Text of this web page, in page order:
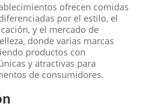
ofrecen comidas
por el estilo, el
y el mercado de
donde varias marcas
productos con
y atractivas para
de consumidores.